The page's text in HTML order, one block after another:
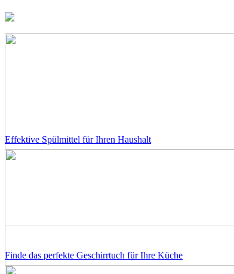
Effektive Spülmittel für Ihren Haushalt
Finde das perfekte Geschirrtuch für Ihre Küche